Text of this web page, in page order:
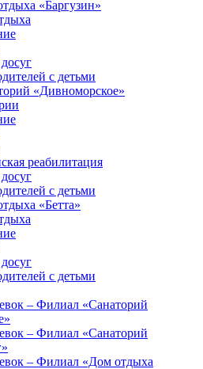
«Баргузин»
с детьми
«Дивноморское»
реабилитация
с детьми
«Бетта»
с детьми
– Филиал «Санаторий
– Филиал «Санаторий
– Филиал «Дом отдыха